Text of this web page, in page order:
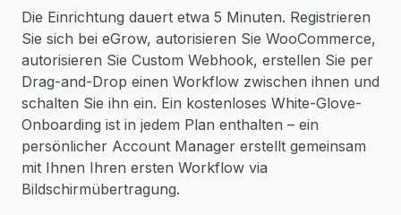
Die Einrichtung dauert etwa 5 Minuten. Registrieren
Sie sich bei eGrow, autorisieren Sie WooCommerce,
autorisieren Sie Custom Webhook, erstellen Sie per
Drag-and-Drop einen Workflow zwischen ihnen und
schalten Sie ihn ein. Ein kostenloses White-Glove-
Onboarding ist in jedem Plan enthalten – ein
persönlicher Account Manager erstellt gemeinsam
mit Ihnen Ihren ersten Workflow via
Bildschirmübertragung.